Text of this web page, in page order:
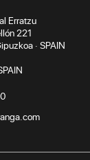
Erratzu
221
· SPAIN